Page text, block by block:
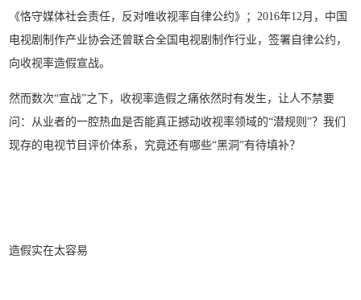
《恪守媒体社会责任，反对唯收视率自律公约》；2016年12月，中国
电视剧制作产业协会还曾联合全国电视剧制作行业，签署自律公约，
向收视率造假宣战。
然而数次“宣战”之下，收视率造假之痛依然时有发生，让人不禁要
问：从业者的一腔热血是否能真正撼动收视率领域的“潜规则”？我们
现存的电视节目评价体系，究竟还有哪些“黑洞”有待填补？
造假实在太容易